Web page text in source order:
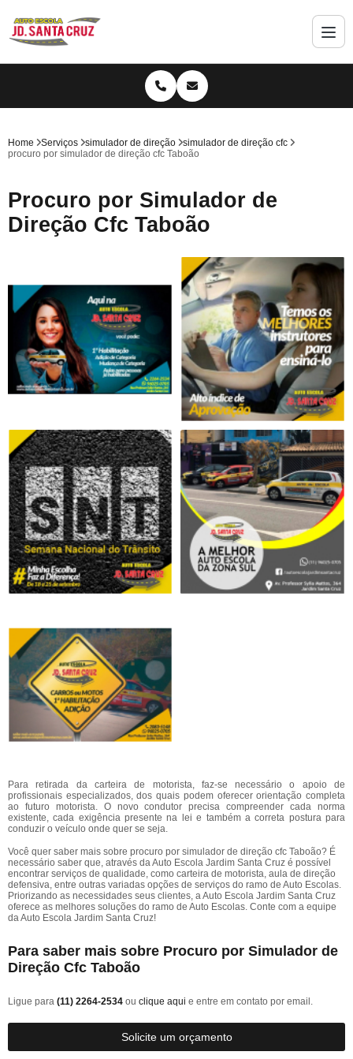
Home Serviços simulador de direção
simulador de direção cfc
procuro por simulador de direção cfc Taboão
Procuro por Simulador de
Direção Cfc Taboão
Para retirada da carteira de motorista, faz-se necessário o apoio de
profissionais especializados, dos quais podem oferecer orientação completa
ao futuro motorista. O novo condutor precisa compreender cada norma
existente, cada exigência presente na lei e também a correta postura para
conduzir o veículo onde quer se seja.
Você quer saber mais sobre procuro por simulador de direção cfc Taboão? É
necessário saber que, através da Auto Escola Jardim Santa Cruz é possível
encontrar serviços de qualidade, como carteira de motorista, aula de direção
defensiva, entre outras variadas opções de serviços do ramo de Auto Escolas.
Priorizando as necessidades seus clientes, a Auto Escola Jardim Santa Cruz
oferece as melhores soluções do ramo de Auto Escolas. Conte com a equipe
da Auto Escola Jardim Santa Cruz!
Para saber mais sobre Procuro por Simulador de
Direção Cfc Taboão
Ligue para (11) 2264-2534 ou clique aqui e entre em contato por email.
Solicite um orçamento